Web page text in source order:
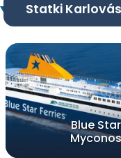
Statki
Blue Star
Myconos